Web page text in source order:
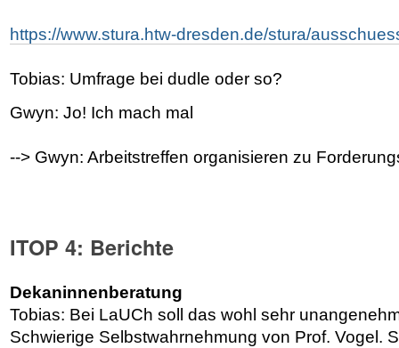
https://www.stura.htw-dresden.de/stura/
Tobias: Umfrage bei dudle oder so?
Gwyn: Jo! Ich mach mal
--> Gwyn: Arbeitstreffen organisieren zu
ITOP 4: Berichte
Dekaninnenberatung
Tobias: Bei LaUCh soll das wohl sehr
Schwierige Selbstwahrnehmung von Prof. Vogel.